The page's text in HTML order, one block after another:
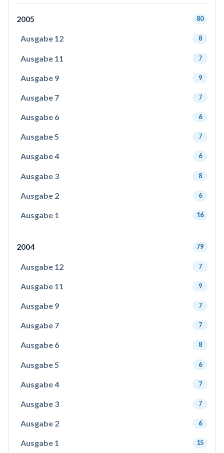
2005 80
Ausgabe 12 8
Ausgabe 11 7
Ausgabe 9 9
Ausgabe 7 7
Ausgabe 6 6
Ausgabe 5 7
Ausgabe 4 6
Ausgabe 3 8
Ausgabe 2 6
Ausgabe 1 16
2004 79
Ausgabe 12 7
Ausgabe 11 9
Ausgabe 9 7
Ausgabe 7 7
Ausgabe 6 8
Ausgabe 5 6
Ausgabe 4 7
Ausgabe 3 7
Ausgabe 2 6
Ausgabe 1 15